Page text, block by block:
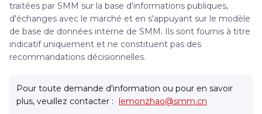
traitées par SMM sur la base d'informations publiques,
d'échanges avec le marché et en s'appuyant sur le modèle
de base de données interne de SMM. Ils sont fournis à titre
indicatif uniquement et ne constituent pas des
recommandations décisionnelles.
Pour toute demande d'information ou pour en savoir
plus, veuillez contacter : lemonzhao@smm.cn